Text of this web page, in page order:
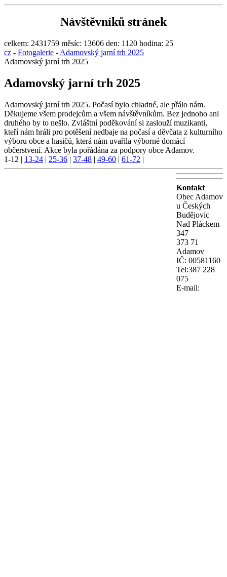
Návštěvníků stránek
celkem: 2431759 měsíc: 13606 den: 1120 hodina: 25
cz - Fotogalerie - Adamovský jarní trh 2025
Adamovský jarní trh 2025
Adamovský jarní trh 2025
Adamovský jarní trh 2025. Počasí bylo chladné, ale přálo nám.
Děkujeme všem prodejcům a všem návštěvníkům. Bez jednoho ani
druhého by to nešlo. Zvláštní poděkování si zaslouží muzikanti,
kteří nám hráli pro potěšení nedbaje na počasí a děvčata z kulturního
výboru obce a hasičů, která nám uvařila výborné domácí
občerstvení. Akce byla pořádána za podpory obce Adamov.
1-12 | 13-24 | 25-36 | 37-48 | 49-60 | 61-72 |
Kontakt
Obec Adamov
u Českých
Budějovic
Nad Pláckem
347
373 71
Adamov
IČ: 00581160
Tel:387 228
075
E-mail: